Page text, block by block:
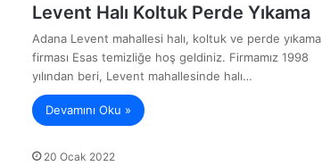
Levent Halı Koltuk Perde Yıkama
Adana Levent mahallesi halı, koltuk ve perde yıkama
firması Esas temizliğe hoş geldiniz. Firmamız 1998
yılından beri, Levent mahallesinde halı…
Devamını Oku »
20 Ocak 2022